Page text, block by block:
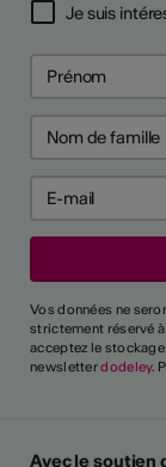
Je suis
Vos données ne
strictement réservé
acceptez le
newsletterdodeley.
Avec le soutien